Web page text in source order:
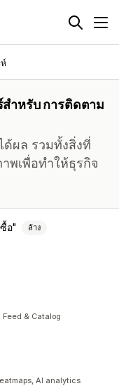
ำหรับ การติดตาม
ผล รวมทั้งสิ่งที่
พเพื่อทำให้ธุรกิจ
อ ล้าง
Feed & Catalog
AI analytics